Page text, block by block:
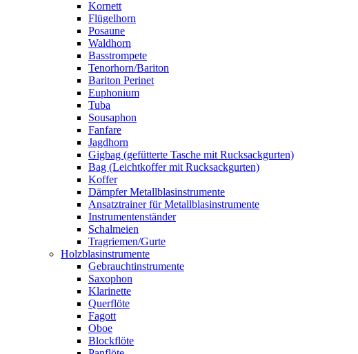
Kornett
Flügelhorn
Posaune
Waldhorn
Basstrompete
Tenorhorn/Bariton
Bariton Perinet
Euphonium
Tuba
Sousaphon
Fanfare
Jagdhorn
Gigbag (gefütterte Tasche mit Rucksackgurten)
Bag (Leichtkoffer mit Rucksackgurten)
Koffer
Dämpfer Metallblasinstrumente
Ansatztrainer für Metallblasinstrumente
Instrumentenständer
Schalmeien
Tragriemen/Gurte
Holzblasinstrumente
Gebrauchtinstrumente
Saxophon
Klarinette
Querflöte
Fagott
Oboe
Blockflöte